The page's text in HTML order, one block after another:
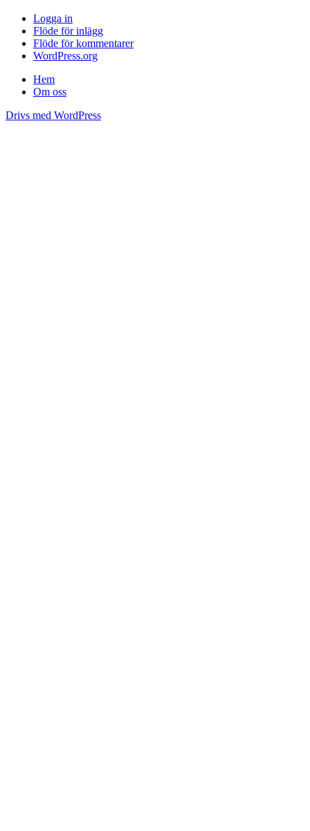
Logga in
Flöde för inlägg
Flöde för kommentarer
WordPress.org
Hem
Om oss
Drivs med WordPress